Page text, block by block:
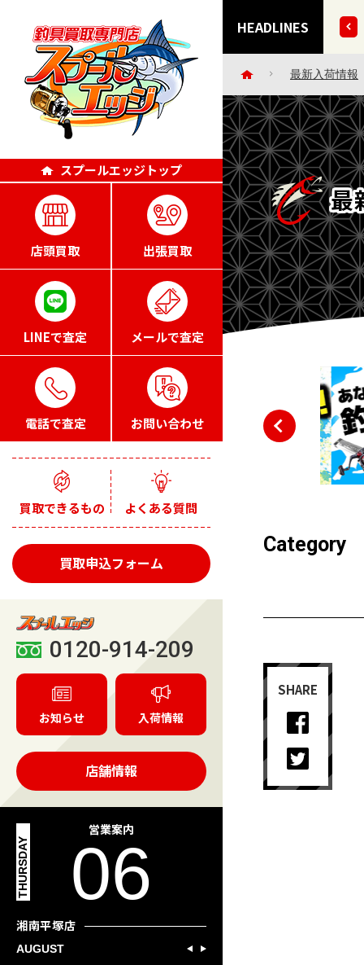
スプールエッジトップ
店頭買取 出張買取
LINEで査定 メールで査定
電話で査定 お問い合わせ
買取できるもの よくある質問
買取申込フォーム
0120-914-209
お知らせ 入荷情報
店舗情報
営業案内
06
THURSDAY
湘南平塚店
AUGUST
HEADLINES
ー・小物など 30点掲載いたしました!!
最新入荷情報
最
Category
SHARE